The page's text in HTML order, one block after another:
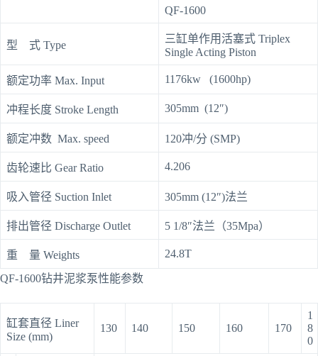
QF-1600
型 式 Type
三缸单作用活塞式 Triplex
Single Acting Piston
额定功率 Max. Input 1176kw (1600hp)
冲程长度 Stroke Length 305mm (12″)
额定冲数 Max. speed 120冲/分 (SMP)
齿轮速比 Gear Ratio 4.206
吸入管径 Suction Inlet 305mm (12″)法兰
排出管径 Discharge Outlet 5 1/8″法兰（35Mpa）
重 量 Weights 24.8T
QF-1600钻井泥浆泵性能参数
缸套直径 Liner
Size (mm)
130 140 150 160 170
1
8
0